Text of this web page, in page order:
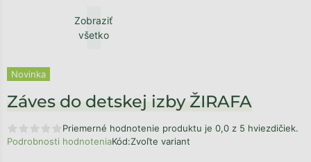
Zobraziť
všetko
Novinka
Záves do detskej izby ŽIRAFA
Priemerné hodnotenie produktu je 0,0 z 5 hviezdičiek.
Podrobnosti hodnoteniaKód:Zvoľte variant